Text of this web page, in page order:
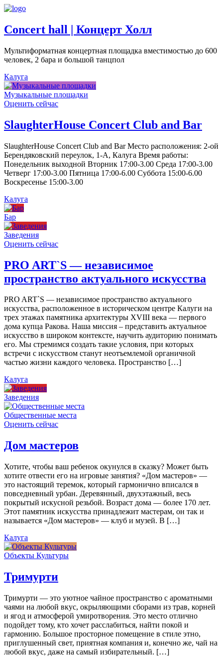
Concert hall | Концерт Холл
Мультиформатная концертная площадка вместимостью до 600
человек, 2 бара и большой танцпол
Калуга
Музыкальные площадки
Оценить сейчас
SlaughterHouse Concert Club and Bar
SlaughterHouse Concert Club and Bar Место расположения: 2-ой
Берендяковский переулок, 1-А, Калуга Время работы:
Понедельник выходной Вторник 17:00-3.00 Среда 17:00-3.00
Четверг 17:00-3.00 Пятница 17:00-6.00 Суббота 15:00-6.00
Воскресенье 15:00-3.00
Калуга
Бар
Заведения
Оценить сейчас
PRO ART`S — независимое
пространство актуального искусства
PRO ART`S — независимое пространство актуального
искусства, расположенное в историческом центре Калуги на
трех этажах памятника архитектуры XVIII века — первого
дома купца Ракова. Наша миссия – представить актуальное
искусство в широком контексте, научить аудиторию понимать
его. Мы стремимся создать такие условия, при которых
встречи с искусством станут неотъемлемой органичной
частью жизни каждого человека. Пространство […]
Калуга
Заведения
Общественные места
Оценить сейчас
Дом мастеров
Хотите, чтобы ваш ребенок окунулся в сказку? Может быть
хотите отвести его на игровые занятия? «Дом мастеров» —
это настоящий теремок, который гармонично вписался в
повседневный урбан. Деревянный, двухэтажный, весь
покрытый искусной резьбой. Возраст дома — более 170 лет.
Этот памятник искусства принадлежит мастерам, он так и
называется «Дом мастеров» — клуб и музей. В […]
Калуга
Объекты Культуры
Тримурти
Тримурти — это уютное чайное пространство с ароматными
чаями на любой вкус, окрыляющими сборами из трав, корней
и ягод и атмосферой умиротворения. Это место отлично
подойдет тому, кто хочет расслабиться, найти покой и
гармонию. Большое просторное помещение в стиле этно,
приглушенный свет, приятная компания и, конечно же, чай на
любой вкус, даже на самый избирательный. […]